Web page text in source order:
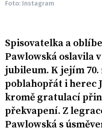
Foto: Instagram
Spisovatelka a
Pawlowská oslavila
jubileum. K jejím
poblahopřát i herec
kromě gratulací
překvapení. Z
Pawlowská s